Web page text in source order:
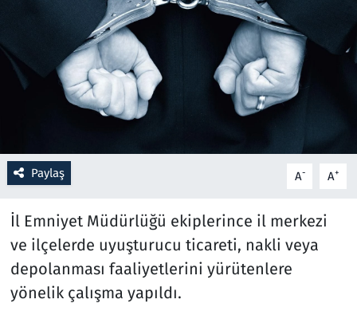
Paylaş A- A+
İl Emniyet Müdürlüğü ekiplerince il merkezi
ve ilçelerde uyuşturucu ticareti, nakli veya
depolanması faaliyetlerini yürütenlere
yönelik çalışma yapıldı.
Ramazan
Resmi İlanlar
Sağlık
Savunma Sanayi
Seçim 2023